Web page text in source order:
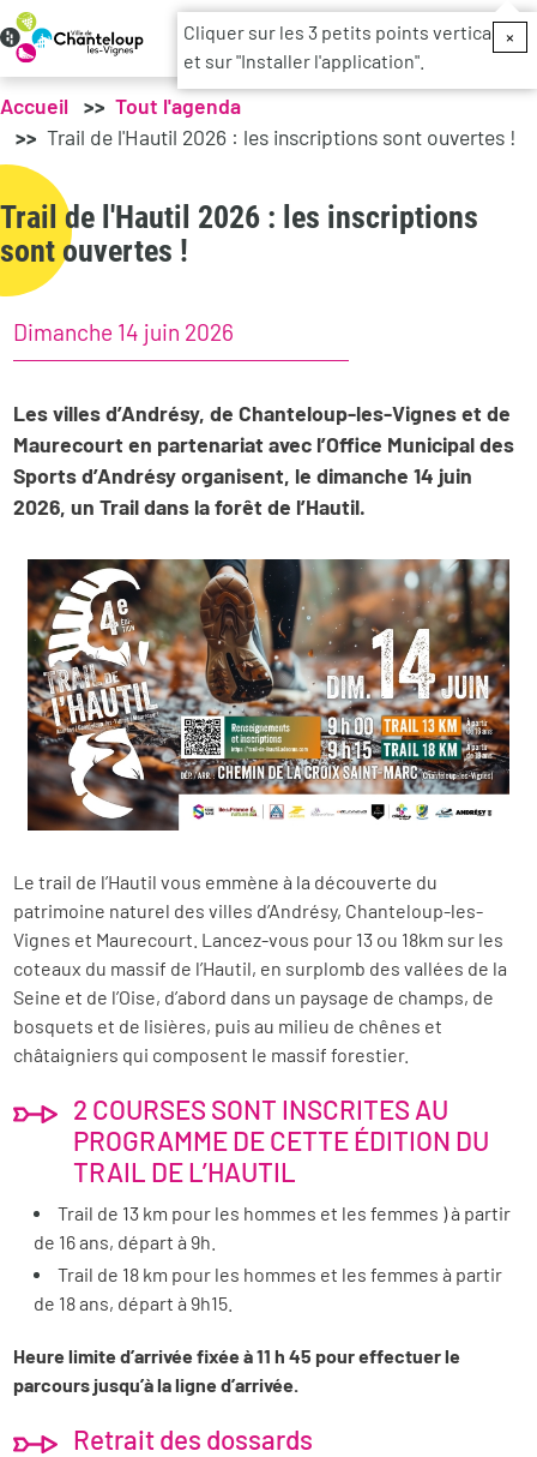
Menu
Accueil
Tout l'agenda
Trail de l'Hautil 2026 : les inscriptions sont ouvertes !
Trail de l'Hautil 2026 : les inscriptions
sont ouvertes !
Dimanche 14 juin 2026
Les villes d’Andrésy, de Chanteloup-les-Vignes et de
Maurecourt en partenariat avec l’Office Municipal des
Sports d’Andrésy organisent, le dimanche 14 juin
2026, un Trail dans la forêt de l’Hautil.
Le trail de l’Hautil vous emmène à la découverte du
patrimoine naturel des villes d’Andrésy, Chanteloup-les-
Vignes et Maurecourt. Lancez-vous pour 13 ou 18km sur les
coteaux du massif de l’Hautil, en surplomb des vallées de la
Seine et de l’Oise, d’abord dans un paysage de champs, de
bosquets et de lisières, puis au milieu de chênes et
châtaigniers qui composent le massif forestier.
2 COURSES SONT INSCRITES AU
PROGRAMME DE CETTE ÉDITION DU
TRAIL DE L’HAUTIL
Trail de 13 km pour les hommes et les femmes ) à partir
de 16 ans, départ à 9h.
Trail de 18 km pour les hommes et les femmes à partir
de 18 ans, départ à 9h15.
Heure limite d’arrivée fixée à 11 h 45 pour effectuer le
parcours jusqu’à la ligne d’arrivée.
Retrait des dossards
×
Cliquer sur les 3 petits points verticaux
et sur "Installer l'application".